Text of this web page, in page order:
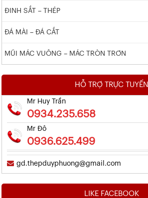
ĐINH SẮT – THÉP
ĐÁ MÀI – ĐÁ CẮT
MŨI MÁC VUÔNG – MÁC TRÒN TRƠN
HỖ TRỢ TRỰC TUYẾN
Mr Huy Trần
0934.235.658
Mr Đô
0936.625.499
gd.thepduyphuong@gmail.com
LIKE FACEBOOK